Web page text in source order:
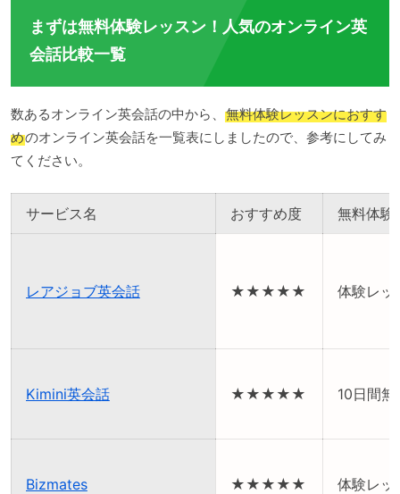
まずは無料体験レッスン！人気のオンライン英
会話比較一覧
数あるオンライン英会話の中から、 無料体験レッスンにおすす
めのオンライン英会話を一覧表にしましたので、参考にしてみ
てください。
サービス名 おすすめ度 無料体験
レアジョブ英会話 ★★★★★ 体験レッ
Kimini英会話 ★★★★★ 10日間
Bizmates ★★★★★ 体験レッ